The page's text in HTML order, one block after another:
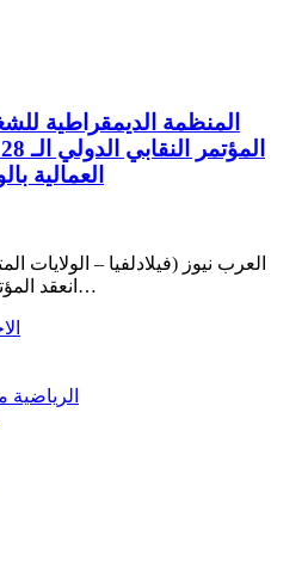
المنظمة الديمقراطية
العمالية
العرب نيوز (فيلادلفيا – الولايات
انعقد المؤتمر الدولي الثامن والعشرون…